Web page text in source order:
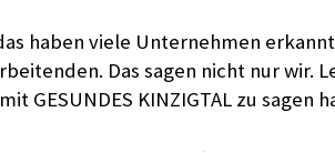
haben viele Unternehmen
Das sagen nicht nur wir.
GESUNDES KINZIGTAL zu sagen